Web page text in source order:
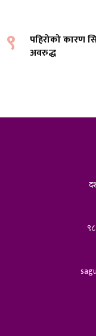
९
पहिरोको कारण
अवरुद्ध